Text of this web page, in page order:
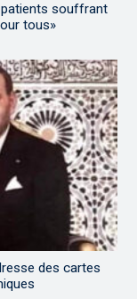
patients souffrant
tous»
des cartes